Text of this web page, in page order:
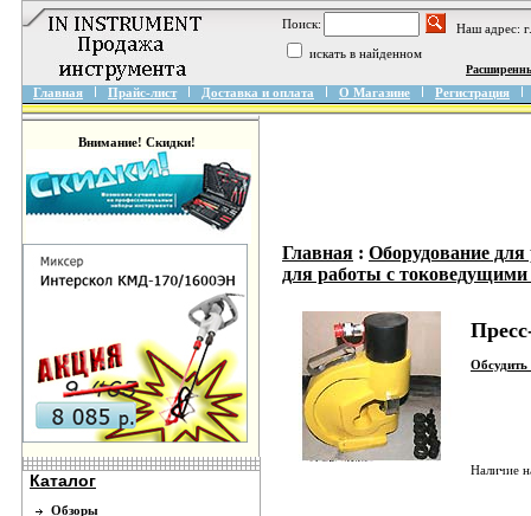
Поиск:
Наш адрес:
искать в найденном
Главная Прайс-лист Доставка и оплата О Магазине Регистрация
Внимание! Скидки!
Каталог
Обзоры
Главная : Оборудование
для работы с
Обсудить
Наличие